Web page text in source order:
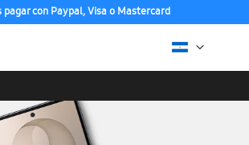
pagar con Paypal, Visa o Mastercard